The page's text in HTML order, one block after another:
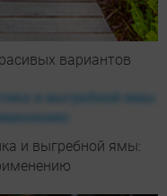
вариантов
и выгребной ямы: